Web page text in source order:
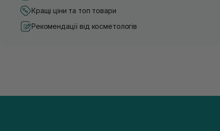
Кращі ціни та топ товари
Рекомендації від косметологів